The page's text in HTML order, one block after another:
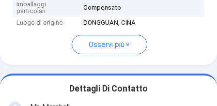
Imballaggi
particolari
Compensato
Luogo di origine DONGGUAN, CINA
Osservi più
Dettagli Di Contatto